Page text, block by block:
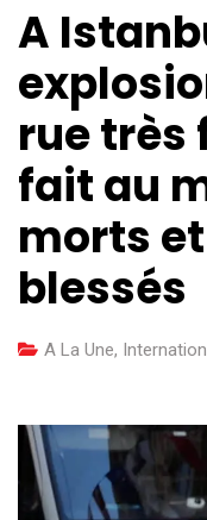
A
rue très
fait au
morts
blessés
A La Une,